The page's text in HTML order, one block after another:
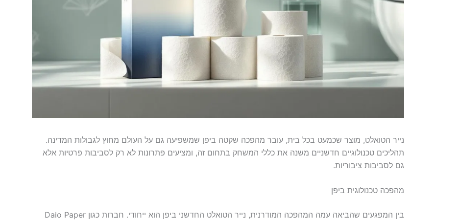
נייר הטואלט, מוצר שכמעט בכל בית, עובר מהפכה שקטה ביפן שמשפיעה גם על העולם מחוץ לגבולות המדינה.
תהליכים טכנולוגיים חדשניים משנה את כללי המשחק בתחום זה, ומציעים פתרונות לא רק לסביבות פרטיות אלא
גם לסביבות ציבוריות.
מהפכה טכנולוגית ביפן
בין המפגעים שהביאה עמה המהפכה המודרנית, נייר הטואלט החדשני ביפן הוא ייחודי. חברות כגון Daio Paper